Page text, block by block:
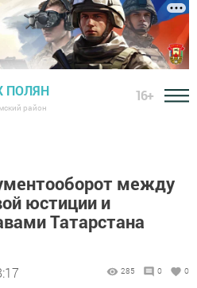
ПОЛЯН
район
16+
между
юстиции и
Татарстана
285 0 0